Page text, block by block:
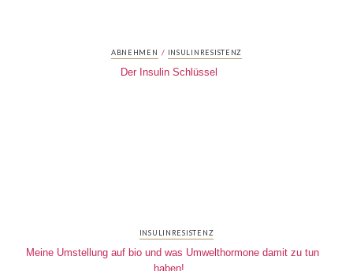
ABNEHMEN / INSULINRESISTENZ
Der Insulin Schlüssel
INSULINRESISTENZ
Meine Umstellung auf bio und was Umwelthormone damit zu tun
haben!